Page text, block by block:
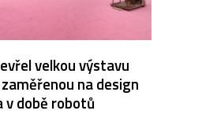
velkou výstavu
na design
v době robotů